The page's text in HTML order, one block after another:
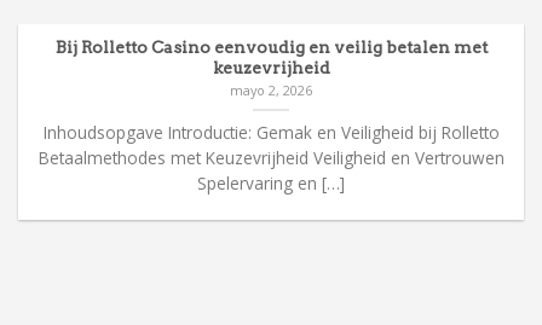
Bij Rolletto Casino eenvoudig en veilig betalen met
keuzevrijheid
mayo 2, 2026
Inhoudsopgave Introductie: Gemak en Veiligheid bij Rolletto
Betaalmethodes met Keuzevrijheid Veiligheid en Vertrouwen
Spelervaring en […]